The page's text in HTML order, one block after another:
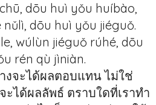
dōu huì yǒu huíbào,
dōu huì yǒu jiéguǒ.
wúlùn jiéguǒ rúhé, dōu
rén qù jìniàn.
งจะได้ผลตอบแทน ไม่ใช่
ได้ผลลัพธ์ ตราบใดที่เราทำ